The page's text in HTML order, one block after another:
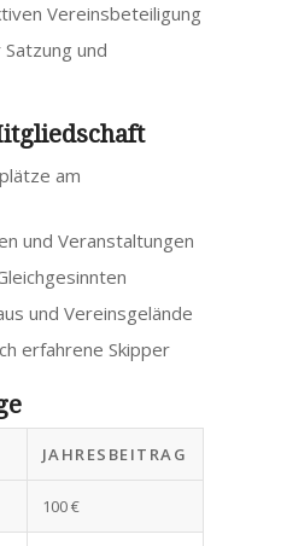
Vereinsbeteiligung
und
am
und Veranstaltungen
und Vereinsgelände
erfahrene Skipper
JAHRESBEITRAG
100 €